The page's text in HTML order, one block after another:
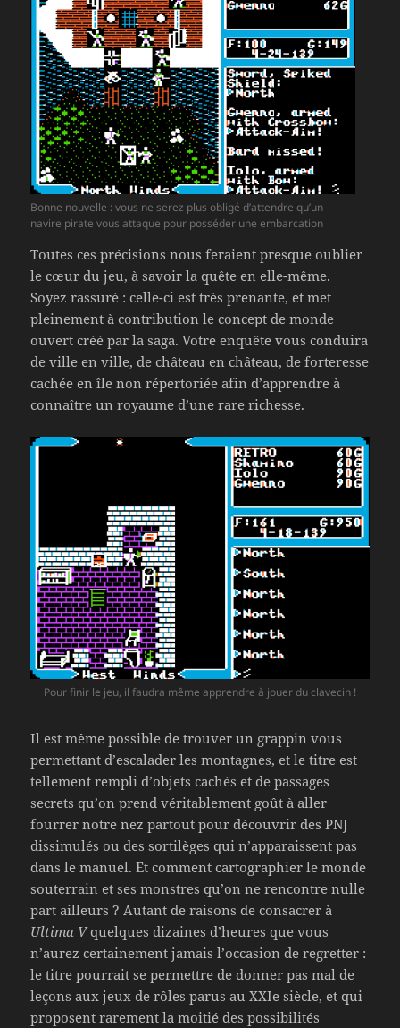
Bonne nouvelle : vous ne serez plus obligé d’attendre qu’un
navire pirate vous attaque pour posséder une embarcation
Toutes ces précisions nous feraient presque oublier
le cœur du jeu, à savoir la quête en elle-même.
Soyez rassuré : celle-ci est très prenante, et met
pleinement à contribution le concept de monde
ouvert créé par la saga. Votre enquête vous conduira
de ville en ville, de château en château, de forteresse
cachée en île non répertoriée afin d’apprendre à
connaître un royaume d’une rare richesse.
Pour finir le jeu, il faudra même apprendre à jouer du clavecin !
Il est même possible de trouver un grappin vous
permettant d’escalader les montagnes, et le titre est
tellement rempli d’objets cachés et de passages
secrets qu’on prend véritablement goût à aller
fourrer notre nez partout pour découvrir des PNJ
dissimulés ou des sortilèges qui n’apparaissent pas
dans le manuel. Et comment cartographier le monde
souterrain et ses monstres qu’on ne rencontre nulle
part ailleurs ? Autant de raisons de consacrer à
Ultima Vquelques dizaines d’heures que vous
n’aurez certainement jamais l’occasion de regretter :
le titre pourrait se permettre de donner pas mal de
leçons aux jeux de rôles parus au XXIe siècle, et qui
proposent rarement la moitié des possibilités